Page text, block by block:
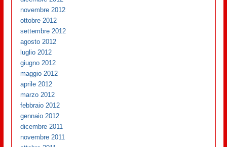
novembre 2012
ottobre 2012
settembre 2012
agosto 2012
luglio 2012
giugno 2012
maggio 2012
aprile 2012
marzo 2012
febbraio 2012
gennaio 2012
dicembre 2011
novembre 2011